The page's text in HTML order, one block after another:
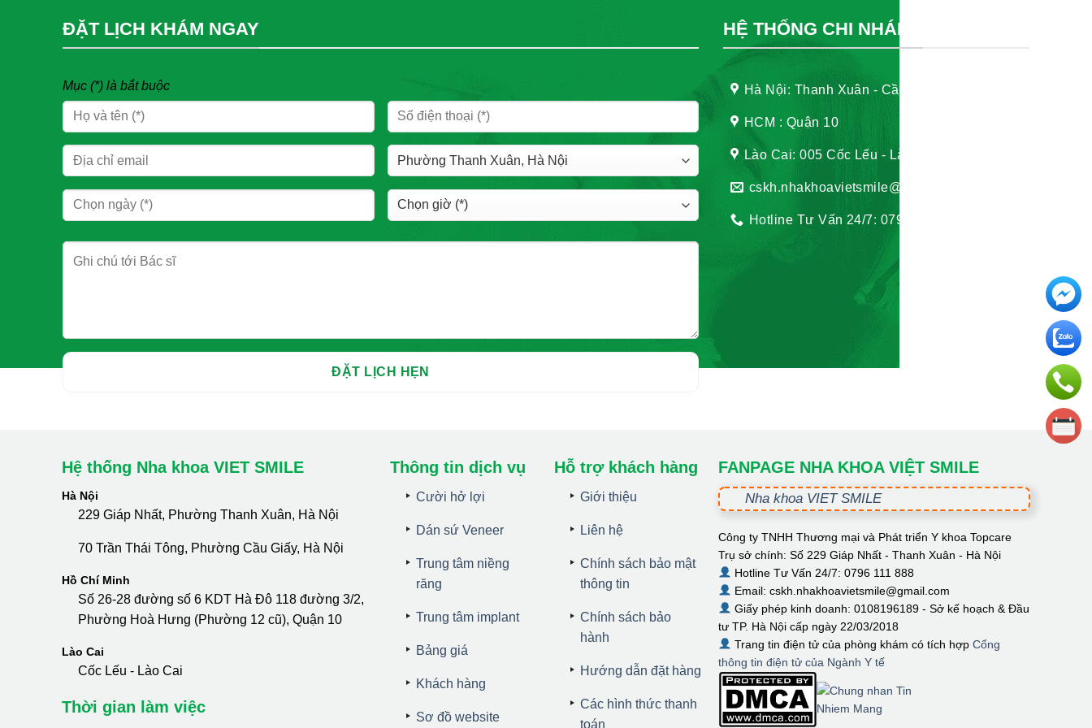
ĐẶT LỊCH KHÁM NGAY
Mục (*) là bắt buộc
HỆ THỐNG CHI NHÁNH
Hà Nội: Thanh Xuân - Cầu Giấy
HCM : Quận 10
Lào Cai: 005 Cốc Lếu - Lào Cai
cskh.nhakhoavietsmile@gmail.com
Hotline Tư Vấn 24/7: 0796 111 888
Hệ thống Nha khoa VIET SMILE
Hà Nội
229 Giáp Nhất, Phường Thanh Xuân, Hà Nội
70 Trần Thái Tông, Phường Cầu Giấy, Hà Nội
Hồ Chí Minh
Số 26-28 đường số 6 KDT Hà Đô 118 đường 3/2,
Phường Hoà Hưng (Phường 12 cũ), Quận 10
Lào Cai
Cốc Lếu - Lào Cai
Thời gian làm việc
Thông tin dịch vụ
Cười hở lợi
Dán sứ Veneer
Trung tâm niềng
răng
Trung tâm implant
Bảng giá
Khách hàng
Sơ đồ website
Hỗ trợ khách hàng
Giới thiệu
Liên hệ
Chính sách bảo mật
thông tin
Chính sách bảo
hành
Hướng dẫn đặt hàng
Các hình thức thanh
toán
FANPAGE NHA KHOA VIỆT SMILE
Nha khoa VIET SMILE
Công ty TNHH Thương mại và Phát triển Y khoa Topcare
Trụ sở chính: Số 229 Giáp Nhất - Thanh Xuân - Hà Nội
Hotline Tư Vấn 24/7: 0796 111 888
Email: cskh.nhakhoavietsmile@gmail.com
Giấy phép kinh doanh: 0108196189 - Sở kế hoạch & Đầu
tư TP. Hà Nội cấp ngày 22/03/2018
Trang tin điện tử của phòng khám có tích hợp Cổng
thông tin điện tử của Ngành Y tế